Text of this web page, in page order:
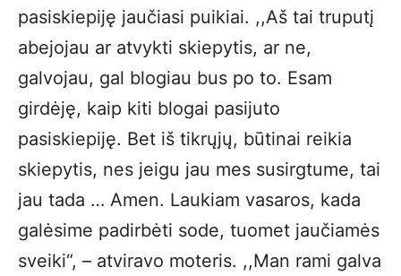
pasiskiepiję jaučiasi puikiai. ,,Aš tai truputį
abejojau ar atvykti skiepytis, ar ne,
galvojau, gal blogiau bus po to. Esam
girdėję, kaip kiti blogai pasijuto
pasiskiepiję. Bet iš tikrųjų, būtinai reikia
skiepytis, nes jeigu jau mes susirgtume, tai
jau tada … Amen. Laukiam vasaros, kada
galėsime padirbėti sode, tuomet jaučiamės
sveiki“, – atviravo moteris. ,,Man rami galva